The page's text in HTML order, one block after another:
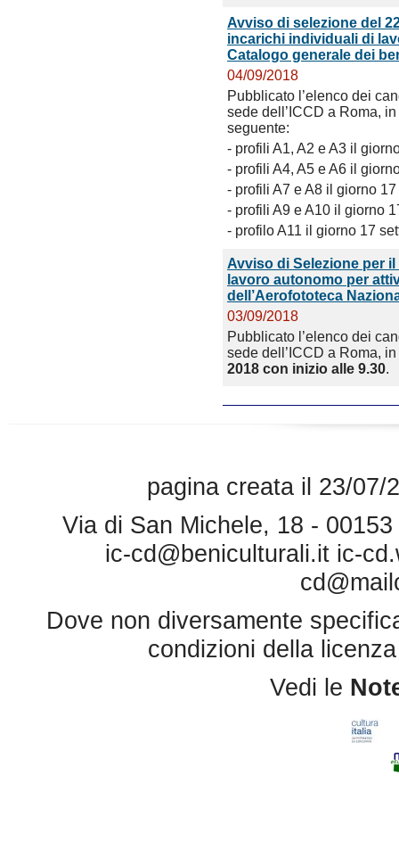
Avviso di selezione del
incarichi individuali di
Catalogo generale dei
04/09/2018
Pubblicato l’elenco dei
sede dell’ICCD a Roma,
seguente:
- profili A1, A2 e A3 il
- profili A4, A5 e A6 il
- profili A7 e A8 il giorno
- profili A9 e A10 il giorno
- profilo A11 il giorno 17
Avviso di Selezione per
lavoro autonomo per
dell’Aerofototeca
03/09/2018
Pubblicato l’elenco dei
sede dell’ICCD a Roma, in
2018 con inizio alle 9.30.
pagina creata il 23/07/
Via di San Michele, 18 -
ic-cd@beniculturali.it ic-
Dove non diversamente
condizioni della
Vedi le